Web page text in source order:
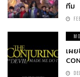
ทีม
เผ